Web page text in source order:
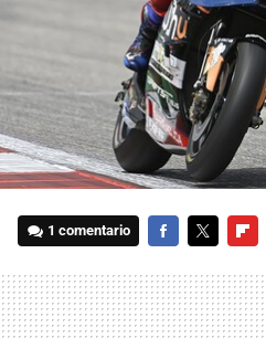
1 comentario